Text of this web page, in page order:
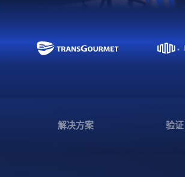
解决方案 验证